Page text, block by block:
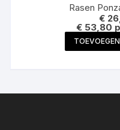
Rasen
€
€ 53,80